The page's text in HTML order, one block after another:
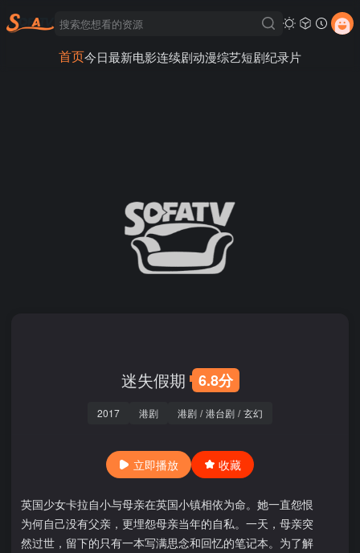
首页今日最新电影连续剧动漫综艺短剧纪录片
迷失假期 6.8分
2017 港剧 港剧 / 港台剧 / 玄幻
立即播放 收藏
英国少女卡拉自小与母亲在英国小镇相依为命。她一直怨恨
为何自己没有父亲，更埋怨母亲当年的自私。一天，母亲突
然过世，留下的只有一本写满思念和回忆的笔记本。为了解